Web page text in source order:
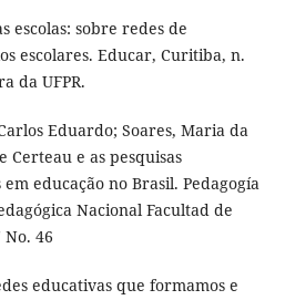
escolas: sobre redes de
escolares. Educar, Curitiba, n.
da UFPR.
Eduardo; Soares, Maria da
Certeau e as pesquisas
educação no Brasil. Pedagogía
Nacional Facultad de
No. 46
educativas que formamos e